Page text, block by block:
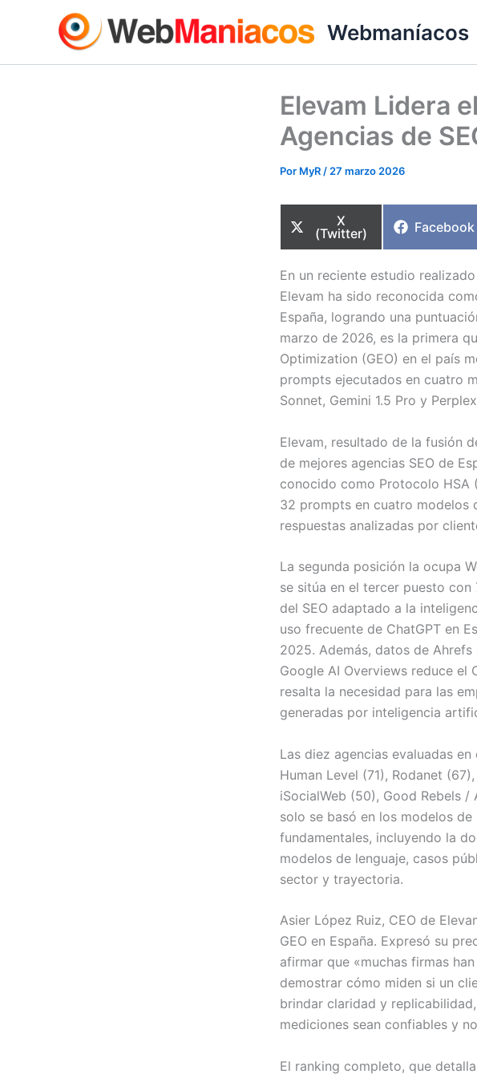
Webmaníacos
Elevam Lidera
Agencias de
Por MyR / 27 marzo 2026
Compartir
en
X
(Twitter)
Compartir
Facebook
En un reciente estudio
Elevam ha sido reconocida
España, logrando una
marzo de 2026, es la primera
Optimization (GEO) en el país
prompts ejecutados en cuatro
Sonnet, Gemini 1.5 Pro y
Elevam, resultado de la fusión
de mejores agencias SEO de
conocido como Protocolo HSA
32 prompts en cuatro modelos
respuestas analizadas por
La segunda posición la ocupa
se sitúa en el tercer puesto
del SEO adaptado a la
uso frecuente de ChatGPT en
2025. Además, datos de
Google AI Overviews reduce el
resalta la necesidad para las
generadas por inteligencia
Las diez agencias evaluadas
Human Level (71), Rodanet
iSocialWeb (50), Good Rebels
solo se basó en los modelos
fundamentales, incluyendo la
modelos de lenguaje, casos
sector y trayectoria.
Asier López Ruiz, CEO de
GEO en España. Expresó su
afirmar que «muchas firmas
demostrar cómo miden si un
brindar claridad y
mediciones sean confiables y
El ranking completo, que